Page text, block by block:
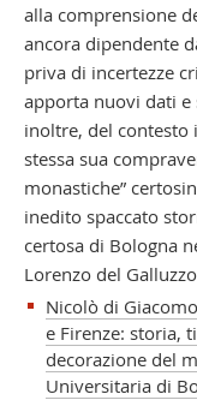
alla comprensione
ancora dipendente
priva di incertezze
apporta nuovi dati
inoltre, del contesto
stessa sua
monastiche”
inedito spaccato
certosa di Bologna
Lorenzo del
Nicolò di
e Firenze: storia,
decorazione del
Universitaria di